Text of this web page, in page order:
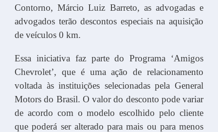
Contorno, Márcio Luiz Barreto, as advogadas e
advogados terão descontos especiais na aquisição
de veículos 0 km.
Essa iniciativa faz parte do Programa ‘Amigos
Chevrolet’, que é uma ação de relacionamento
voltada às instituições selecionadas pela General
Motors do Brasil. O valor do desconto pode variar
de acordo com o modelo escolhido pelo cliente
que poderá ser alterado para mais ou para menos